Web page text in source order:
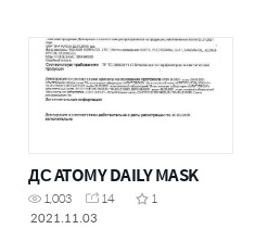
ДС ATOMY DAILY MASK
1,003 14
1
2021.11.03